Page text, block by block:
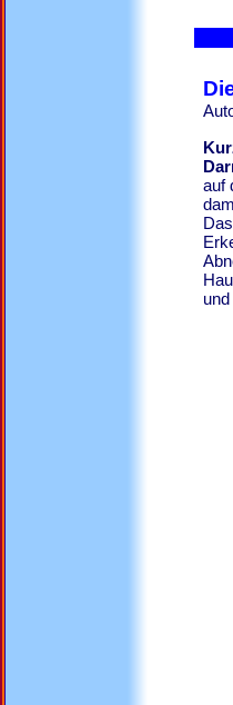
auf